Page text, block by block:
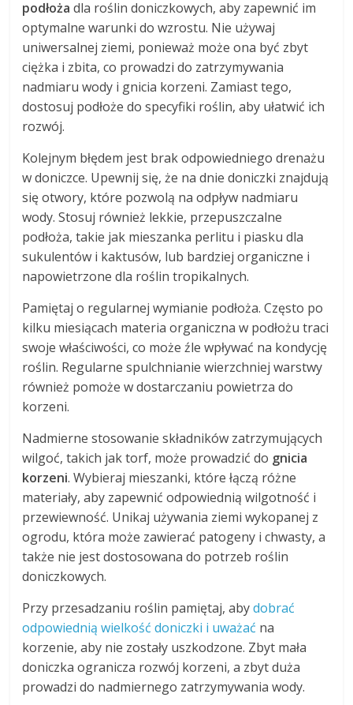
podłoża dla roślin doniczkowych, aby zapewnić im
optymalne warunki do wzrostu. Nie używaj
uniwersalnej ziemi, ponieważ może ona być zbyt
ciężka i zbita, co prowadzi do zatrzymywania
nadmiaru wody i gnicia korzeni. Zamiast tego,
dostosuj podłoże do specyfiki roślin, aby ułatwić ich
rozwój.
Kolejnym błędem jest brak odpowiedniego drenażu
w doniczce. Upewnij się, że na dnie doniczki znajdują
się otwory, które pozwolą na odpływ nadmiaru
wody. Stosuj również lekkie, przepuszczalne
podłoża, takie jak mieszanka perlitu i piasku dla
sukulentów i kaktusów, lub bardziej organiczne i
napowietrzone dla roślin tropikalnych.
Pamiętaj o regularnej wymianie podłoża. Często po
kilku miesiącach materia organiczna w podłożu traci
swoje właściwości, co może źle wpływać na kondycję
roślin. Regularne spulchnianie wierzchniej warstwy
również pomoże w dostarczaniu powietrza do
korzeni.
Nadmierne stosowanie składników zatrzymujących
wilgoć, takich jak torf, może prowadzić do gnicia
korzeni. Wybieraj mieszanki, które łączą różne
materiały, aby zapewnić odpowiednią wilgotność i
przewiewność. Unikaj używania ziemi wykopanej z
ogrodu, która może zawierać patogeny i chwasty, a
także nie jest dostosowana do potrzeb roślin
doniczkowych.
Przy przesadzaniu roślin pamiętaj, abydobrać
odpowiednią wielkość doniczki i uważać na
korzenie, aby nie zostały uszkodzone. Zbyt mała
doniczka ogranicza rozwój korzeni, a zbyt duża
prowadzi do nadmiernego zatrzymywania wody.